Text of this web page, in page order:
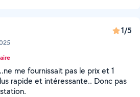
1/5
me fournissait pas le prix et 1
rapide et intéressante.. Donc pas